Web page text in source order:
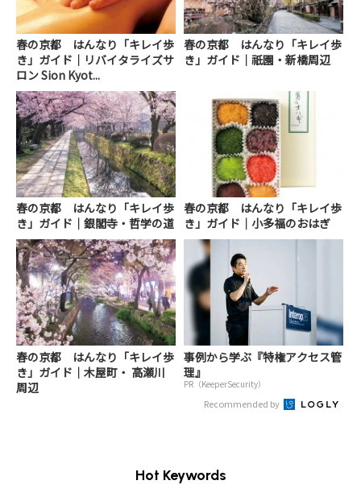
春の京都 はんなり「キレイ歩
き」ガイド｜リバイタライズサ
ロン Sion Kyot...
春の京都 はんなり「キレイ歩
き」ガイド｜祇園・新橋周辺
春の京都 はんなり「キレイ歩
き」ガイド｜銀閣寺・哲学の道
春の京都 はんなり「キレイ歩
き」ガイド｜小多福のおはぎ
春の京都 はんなり「キレイ歩
き」ガイド｜木屋町・ 高瀬川
周辺
事例から学ぶ『特権アクセス管
理』
PR（KeeperSecurity）
Recommended by
Hot Keywords